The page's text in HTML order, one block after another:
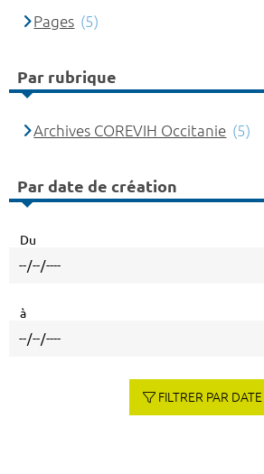
Pages (5)
Par rubrique
Archives COREVIH Occitanie (5)
Par date de création
Du
à
FILTRER PAR DATE